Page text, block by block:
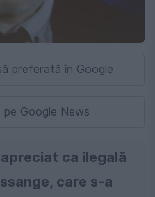
preferată în Google
pe Google News
ca ilegală
care s-a